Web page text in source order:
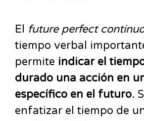
El future perfect
tiempo verbal
permite indicar el
durado una acción en
específico en el futuro.
enfatizar el tiempo de